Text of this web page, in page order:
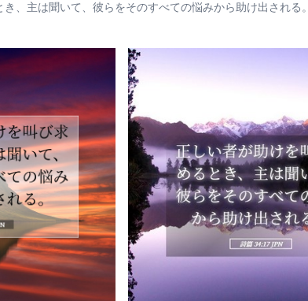
、主は聞いて、彼らをそのすべての悩みから助け出される。